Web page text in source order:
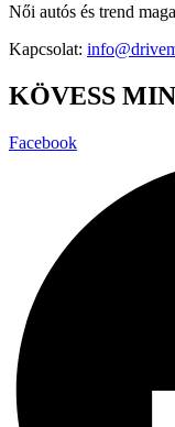
Női autós és trend
Kapcsolat:
KÖVESS
Facebook